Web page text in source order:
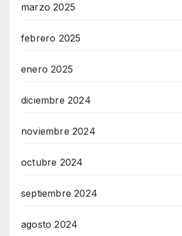
marzo 2025
febrero 2025
enero 2025
diciembre 2024
noviembre 2024
octubre 2024
septiembre 2024
agosto 2024